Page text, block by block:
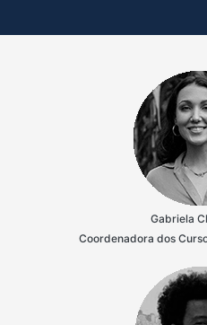
Gabriela
Coordenadora dos